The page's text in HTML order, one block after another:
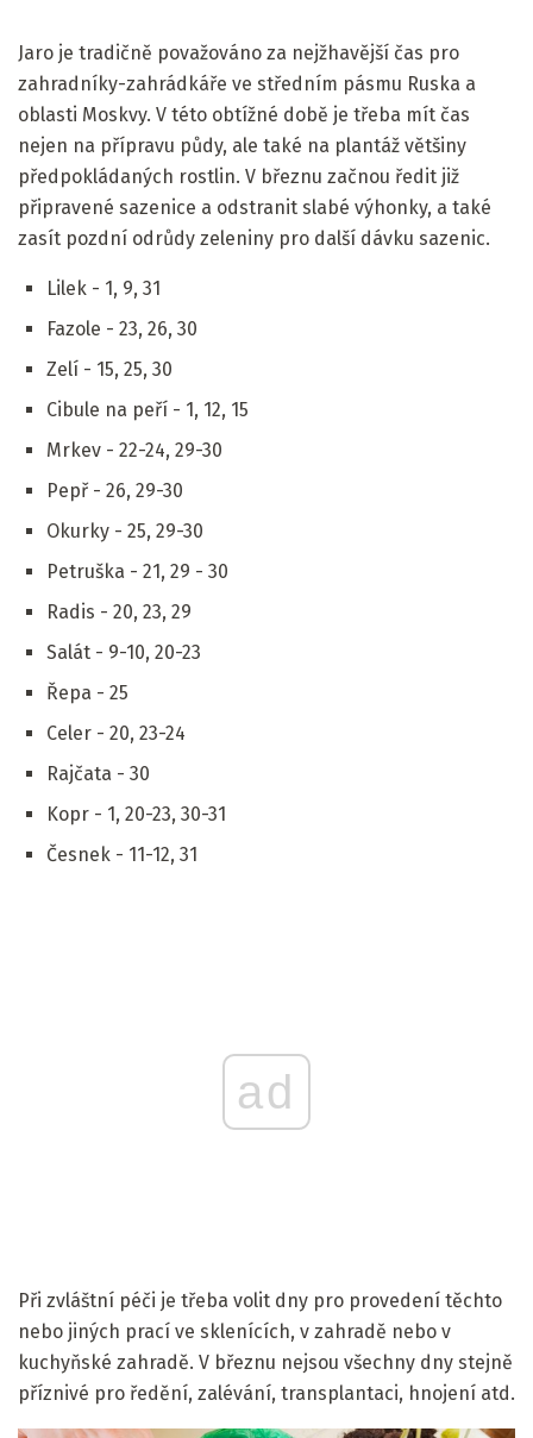
Jaro je tradičně považováno za nejžhavější čas pro
zahradníky-zahrádkáře ve středním pásmu Ruska a
oblasti Moskvy. V této obtížné době je třeba mít čas
nejen na přípravu půdy, ale také na plantáž většiny
předpokládaných rostlin. V březnu začnou ředit již
připravené sazenice a odstranit slabé výhonky, a také
zasít pozdní odrůdy zeleniny pro další dávku sazenic.
Lilek - 1, 9, 31
Fazole - 23, 26, 30
Zelí - 15, 25, 30
Cibule na peří - 1, 12, 15
Mrkev - 22-24, 29-30
Pepř - 26, 29-30
Okurky - 25, 29-30
Petruška - 21, 29 - 30
Radis - 20, 23, 29
Salát - 9-10, 20-23
Řepa - 25
Celer - 20, 23-24
Rajčata - 30
Kopr - 1, 20-23, 30-31
Česnek - 11-12, 31
ad
Při zvláštní péči je třeba volit dny pro provedení těchto
nebo jiných prací ve sklenících, v zahradě nebo v
kuchyňské zahradě. V březnu nejsou všechny dny stejně
příznivé pro ředění, zalévání, transplantaci, hnojení atd.